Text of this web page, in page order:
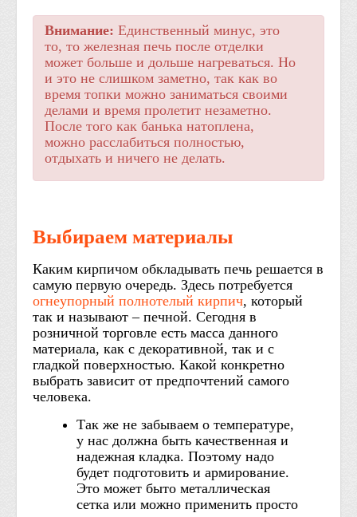
Внимание: Единственный минус, это
то, то железная печь после отделки
может больше и дольше нагреваться. Но
и это не слишком заметно, так как во
время топки можно заниматься своими
делами и время пролетит незаметно.
После того как банька натоплена,
можно расслабиться полностью,
отдыхать и ничего не делать.
Выбираем материалы
Каким кирпичом обкладывать печь решается в
самую первую очередь. Здесь потребуется
огнеупорный полнотелый кирпич, который
так и называют – печной. Сегодня в
розничной торговле есть масса данного
материала, как с декоративной, так и с
гладкой поверхностью. Какой конкретно
выбрать зависит от предпочтений самого
человека.
Так же не забываем о температуре,
у нас должна быть качественная и
надежная кладка. Поэтому надо
будет подготовить и армирование.
Это может быто металлическая
сетка или можно применить просто